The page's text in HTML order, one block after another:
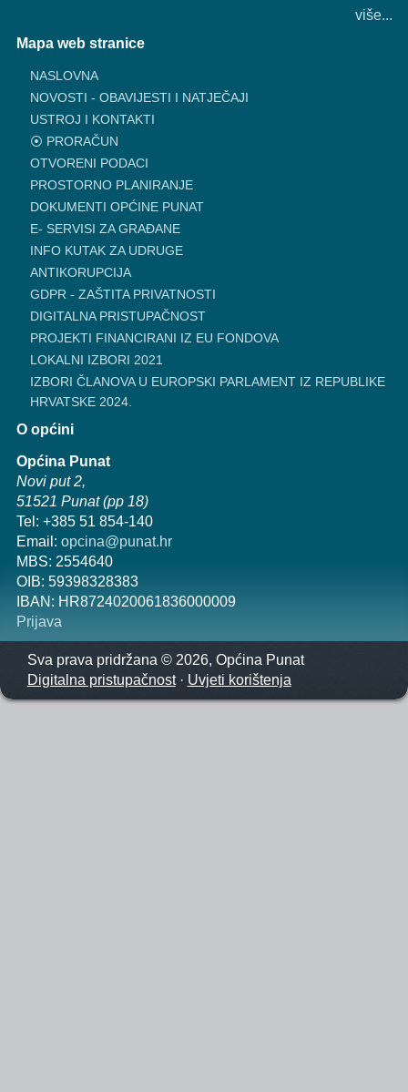
više...
Mapa web stranice
NASLOVNA
NOVOSTI - OBAVIJESTI I NATJEČAJI
USTROJ I KONTAKTI
⦿ PRORAČUN
OTVORENI PODACI
PROSTORNO PLANIRANJE
DOKUMENTI OPĆINE PUNAT
E- SERVISI ZA GRAĐANE
INFO KUTAK ZA UDRUGE
ANTIKORUPCIJA
GDPR - ZAŠTITA PRIVATNOSTI
DIGITALNA PRISTUPAČNOST
PROJEKTI FINANCIRANI IZ EU FONDOVA
LOKALNI IZBORI 2021
IZBORI ČLANOVA U EUROPSKI PARLAMENT IZ REPUBLIKE
HRVATSKE 2024.
O općini
Općina Punat
Novi put 2,
51521 Punat (pp 18)
Tel: +385 51 854-140
Email: opcina@punat.hr
MBS: 2554640
OIB: 59398328383
IBAN: HR8724020061836000009
Prijava
Sva prava pridržana © 2026, Općina Punat
Digitalna pristupačnost· Uvjeti korištenja